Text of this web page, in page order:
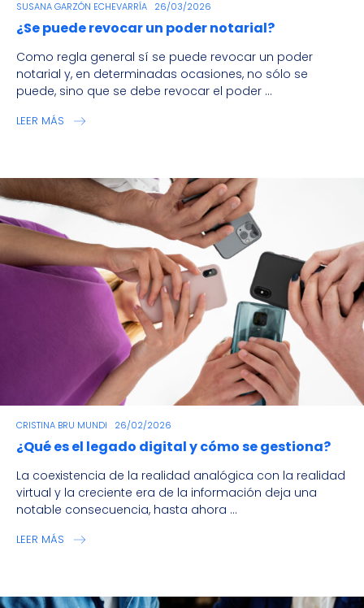
SUSANA GARZÓN ECHEVARRÍA 26/03/2026
¿Se puede revocar un poder notarial?
Como regla general sí se puede revocar un poder
notarial y, en determinadas ocasiones, no sólo se
puede, sino que se debe revocar el poder ...
LEER MÁS
CRISTINA BRU MUNDI 26/02/2026
¿Qué es el legado digital y cómo se gestiona?
La coexistencia de la realidad analógica con la realidad
virtual y la creciente era de la información deja una
notable consecuencia, hasta ahora ...
LEER MÁS